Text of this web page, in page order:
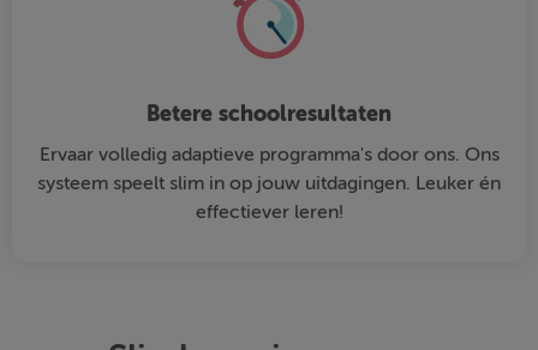
Betere schoolresultaten
Ervaar volledig adaptieve programma's door ons. Ons
systeem speelt slim in op jouw uitdagingen. Leuker én
effectiever leren!